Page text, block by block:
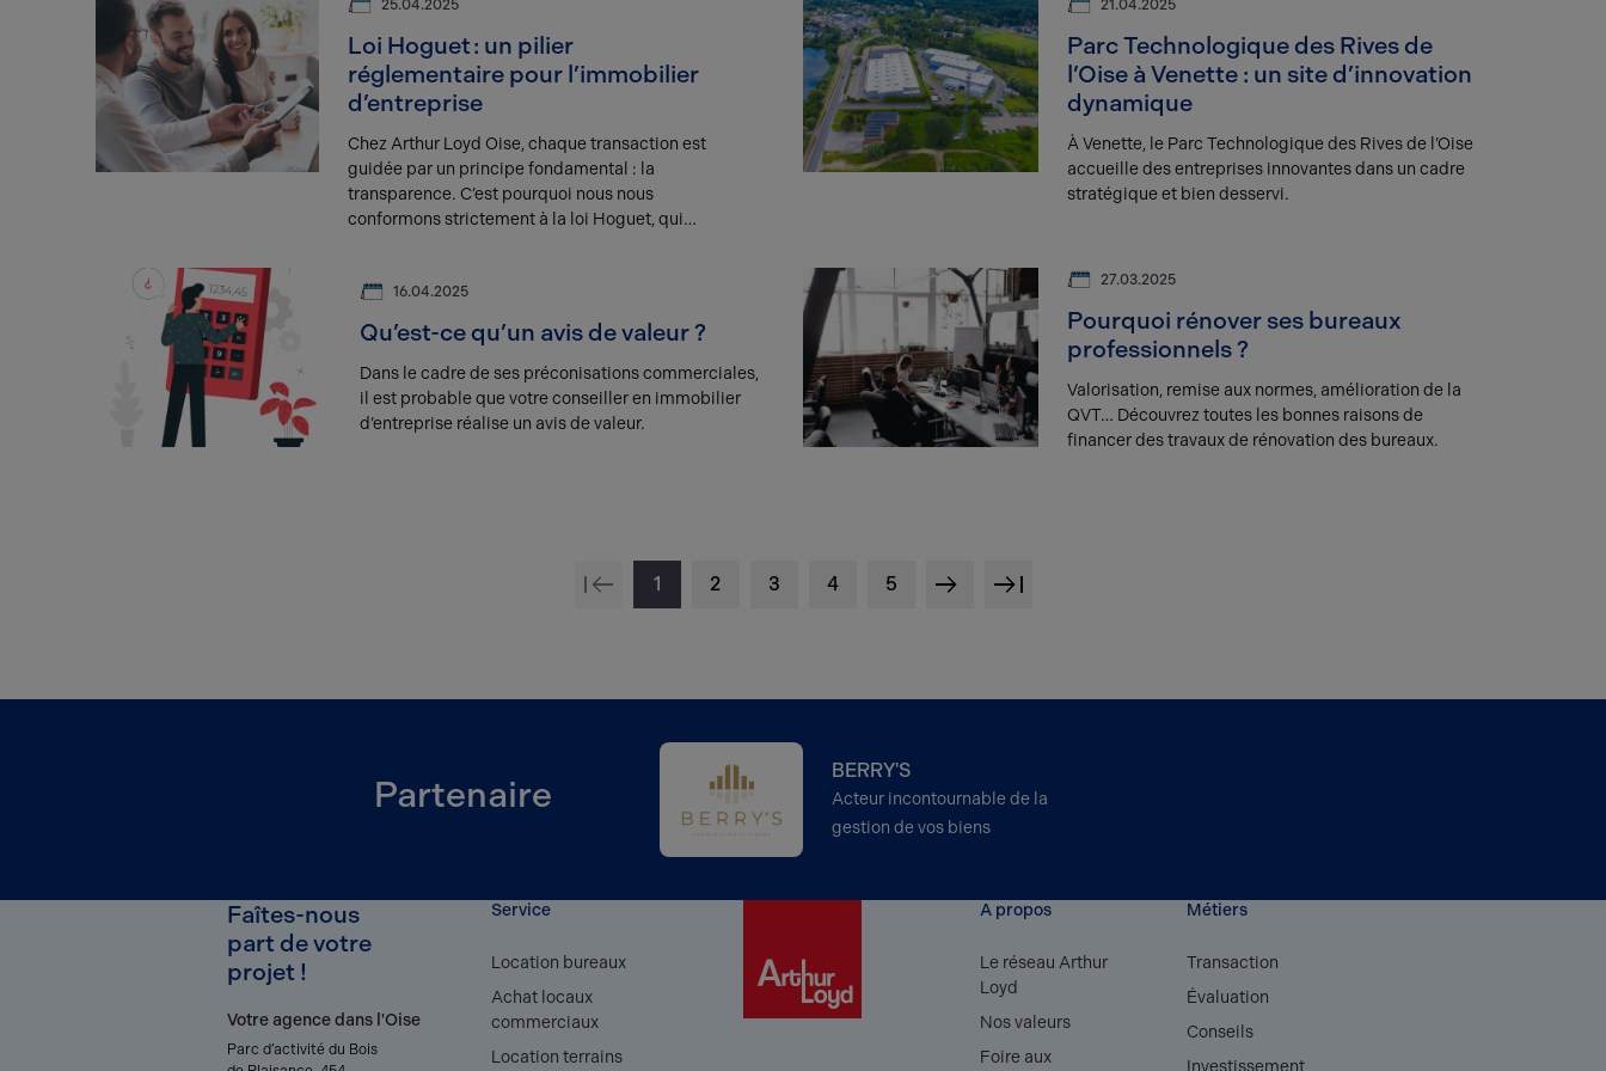
25.04.2025
Loi Hoguet : un pilier
réglementaire pour l’immobilier
d’entreprise
Chez Arthur Loyd Oise, chaque transaction est
guidée par un principe fondamental : la
transparence. C’est pourquoi nous nous
conformons strictement à la loi Hoguet, qui
21.04.2025
Parc Technologique des Rives de
l’Oise à Venette : un site d’innovation
dynamique
À Venette, le Parc Technologique des Rives de l’Oise
accueille des entreprises innovantes dans un cadre
stratégique et bien desservi.
16.04.2025
Qu’est-ce qu’un avis de valeur ?
Dans le cadre de ses préconisations commerciales,
il est probable que votre conseiller en immobilier
d’entreprise réalise un avis de valeur.
27.03.2025
Pourquoi rénover ses bureaux
professionnels ?
Valorisation, remise aux normes, amélioration de la
QVT… Découvrez toutes les bonnes raisons de
financer des travaux de rénovation des bureaux.
<
1 2 3 4 5
> <
Partenaire
BERRY'S
Acteur incontournable de la
gestion de vos biens
Faîtes-nous
part de votre
projet !
Votre agence dans l'Oise
Parc d’activité du Bois
Service
Location bureaux
Achat locaux
commerciaux
Location terrains
A propos
Le réseau Arthur
Loyd
Nos valeurs
Foire aux
Métiers
Transaction
Évaluation
Conseils
Investissement